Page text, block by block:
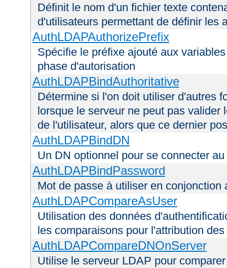
Définit le nom d'un fichier texte
d'utilisateurs permettant de définir les
AuthLDAPAuthorizePrefix
Spécifie le préfixe ajouté aux
phase d'autorisation
AuthLDAPBindAuthoritative
Détermine si l'on doit utiliser d'autres
lorsque le serveur ne peut pas valider
de l'utilisateur, alors que ce dernier
AuthLDAPBindDN
Un DN optionnel pour se connecter
AuthLDAPBindPassword
Mot de passe à utiliser en
AuthLDAPCompareAsUser
Utilisation des données
les comparaisons pour l'attribution
AuthLDAPCompareDNOnServer
Utilise le serveur LDAP pour